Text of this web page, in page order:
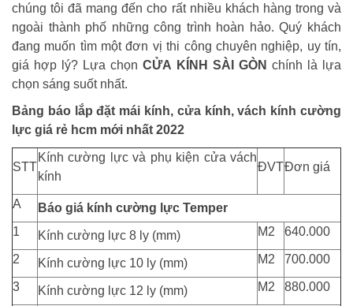
chúng tôi đã mang đến cho rất nhiều khách hàng trong và
ngoài thành phố những công trình hoàn hảo. Quý khách
đang muốn tìm một đơn vị thi công chuyên nghiệp, uy tín,
giá hợp lý? Lựa chọnCỬA KÍNH SÀI GÒN chính là lựa
chọn sáng suốt nhất.
Bảng báo lắp đặt mái kính, cửa kính, vách kính cường
lực giá rẻ hcm mới nhất 2022
STT
Kính cường lực và phụ kiện cửa vách
kính
ĐVTĐơn giá
A
Báo giá kính cường lực Temper
1
Kính cường lực 8 ly (mm) M2 640.000
2 Kính cường lực 10 ly (mm) M2 700.000
3 Kính cường lực 12 ly (mm) M2 880.000